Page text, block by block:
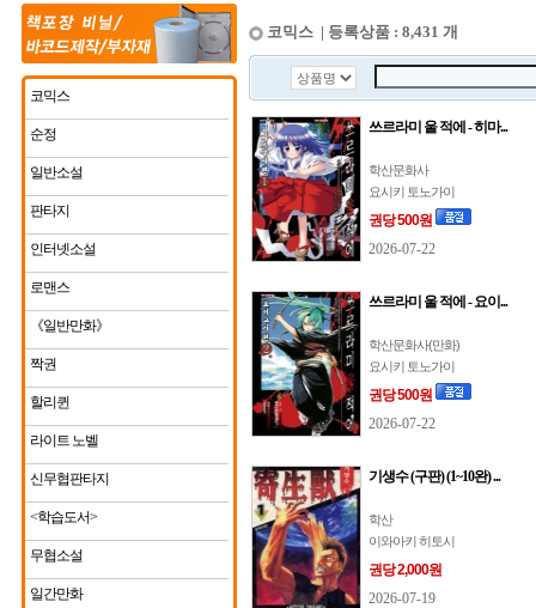
코믹스
순정
일반소설
판타지
인터넷소설
로맨스
《일반만화》
짝권
할리퀸
라이트 노벨
신무협판타지
<학습도서>
무협소설
일간만화
코믹스 | 등록상품 : 8,431 개
쓰르라미 울 적에 - 히마...
학산문화사
요시키 토노가이
권당 500원
2026-07-22
쓰르라미 울 적에 - 요이...
학산문화사(만화)
요시키 토노가이
권당 500원
2026-07-22
기생수 (구판) (1~10완) ...
학산
이와아키 히토시
권당 2,000원
2026-07-19